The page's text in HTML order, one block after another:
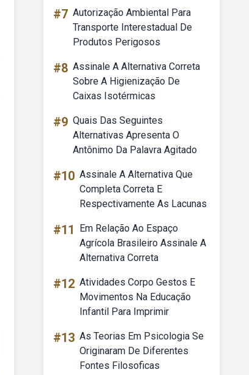
#7 Autorização Ambiental Para
Transporte Interestadual De
Produtos Perigosos
#8 Assinale A Alternativa Correta
Sobre A Higienização De
Caixas Isotérmicas
#9 Quais Das Seguintes
Alternativas Apresenta O
Antônimo Da Palavra Agitado
#10 Assinale A Alternativa Que
Completa Correta E
Respectivamente As Lacunas
#11
Em Relação Ao Espaço
Agrícola Brasileiro Assinale A
Alternativa Correta
#12 Atividades Corpo Gestos E
Movimentos Na Educação
Infantil Para Imprimir
#13 As Teorias Em Psicologia Se
Originaram De Diferentes
Fontes Filosoficas